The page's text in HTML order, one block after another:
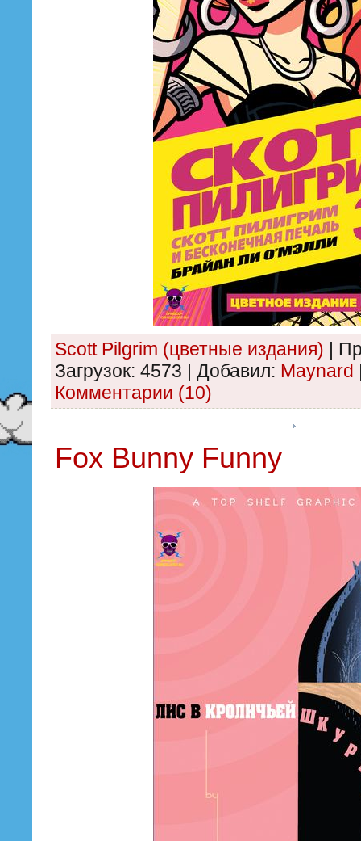
Scott Pilgrim (цветные издания) |
Загрузок: 4573 | Добавил: Maynard
Комментарии (10)
Fox Bunny Funny